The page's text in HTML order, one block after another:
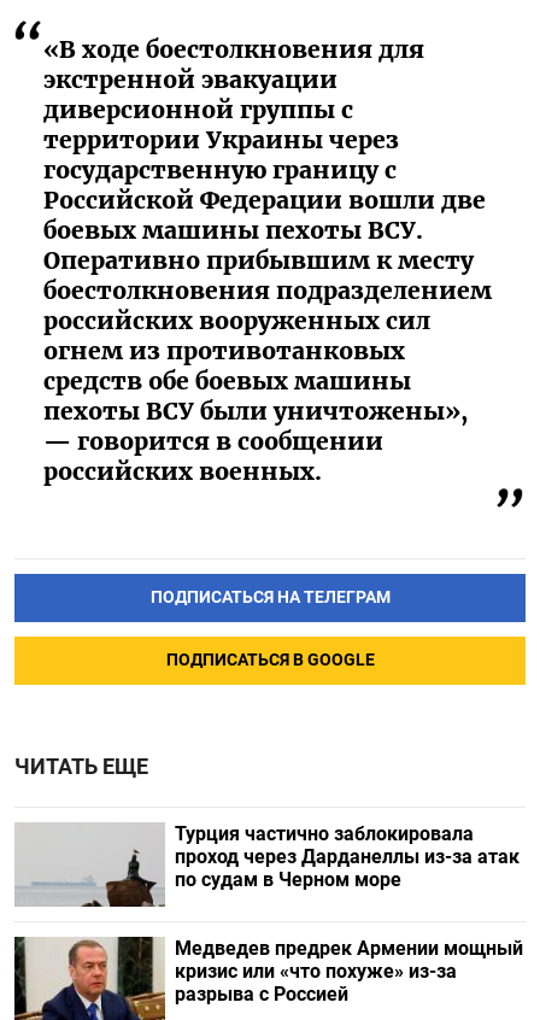
«В ходе боестолкновения для
экстренной эвакуации
диверсионной группы с
территории Украины через
государственную границу с
Российской Федерации вошли две
боевых машины пехоты ВСУ.
Оперативно прибывшим к месту
боестолкновения подразделением
российских вооруженных сил
огнем из противотанковых
средств обе боевых машины
пехоты ВСУ были уничтожены»,
— говорится в сообщении
российских военных.
ПОДПИСАТЬСЯ НА ТЕЛЕГРАМ
ПОДПИСАТЬСЯ В GOOGLE
ЧИТАТЬ ЕЩЕ
Турция частично заблокировала
проход через Дарданеллы из-за атак
по судам в Черном море
Медведев предрек Армении мощный
кризис или «что похуже» из-за
разрыва с Россией